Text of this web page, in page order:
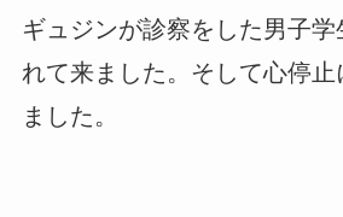
ギュジンが診察をした男子
れて来ました。そして心停
ました。